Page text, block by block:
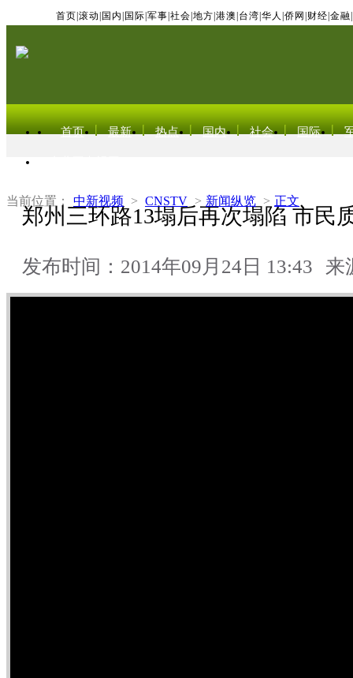
首页 滚动 国内 国际 军事 社会 地方 港澳 台湾 华人 侨网 财经 金融
首页 最新 热点 国内 社会 国际
当前位置： 中新视频 > CNSTV > 新闻纵览 > 正文
郑州三环路13塌后再次塌陷 市民
发布时间：2014年09月24日 13:43 来